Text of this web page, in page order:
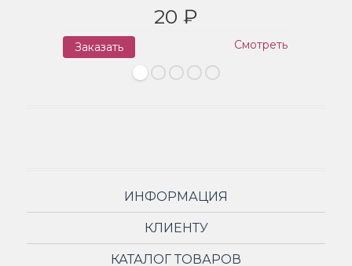
20 ₽
Заказать Смотреть
ИНФОРМАЦИЯ
КЛИЕНТУ
КАТАЛОГ ТОВАРОВ